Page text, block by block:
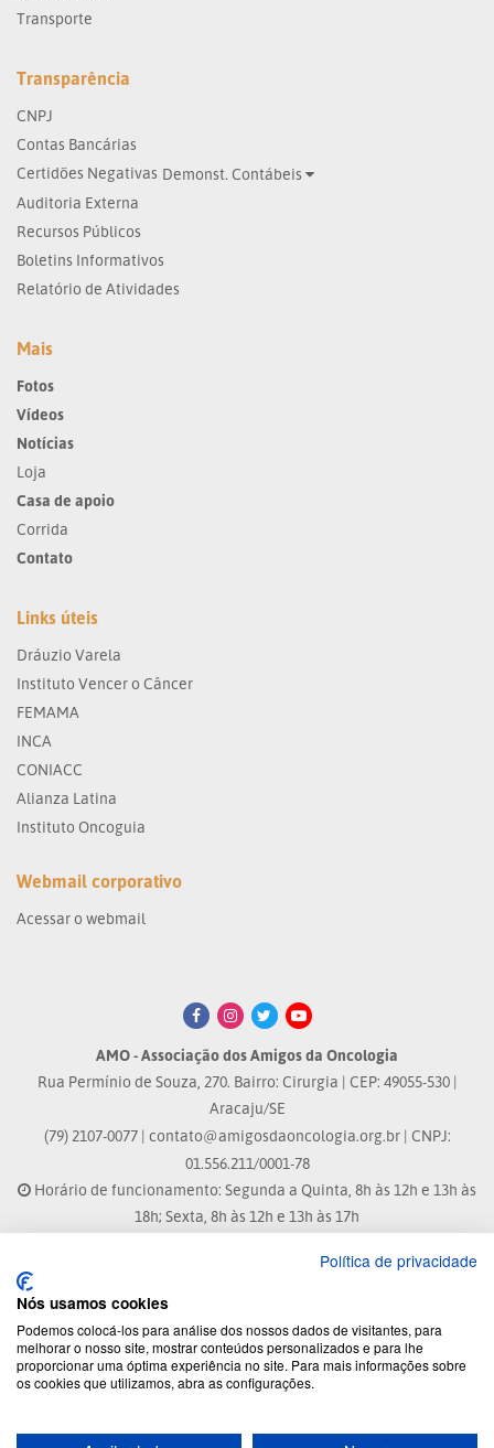
Transporte
Transparência
CNPJ
Contas Bancárias
Certidões Negativas Demonst. Contábeis
Auditoria Externa
Recursos Públicos
Boletins Informativos
Relatório de Atividades
Mais
Fotos
Vídeos
Notícias
Loja
Casa de apoio
Corrida
Contato
Links úteis
Dráuzio Varela
Instituto Vencer o Câncer
FEMAMA
INCA
CONIACC
Alianza Latina
Instituto Oncoguia
Webmail corporativo
Acessar o webmail
AMO - Associação dos Amigos da Oncologia
Rua Permínio de Souza, 270. Bairro: Cirurgia | CEP: 49055-530 |
Aracaju/SE
(79) 2107-0077 | contato@amigosdaoncologia.org.br| CNPJ:
01.556.211/0001-78
Horário de funcionamento: Segunda a Quinta, 8h às 12h e 13h às
18h; Sexta, 8h às 12h e 13h às 17h
Site atualizado em: 04/08/2026 às 10:33h
® Marca Registrada
© 2026 - Todos os direitos reservados.
Política de privacidade
Nós usamos cookies
Podemos colocá-los para análise dos nossos dados de visitantes, para
melhorar o nosso site, mostrar conteúdos personalizados e para lhe
proporcionar uma óptima experiência no site. Para mais informações sobre
os cookies que utilizamos, abra as configurações.